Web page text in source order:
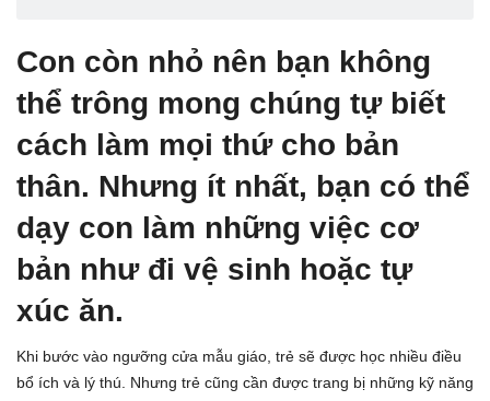
Con còn nhỏ nên bạn không
thể trông mong chúng tự biết
cách làm mọi thứ cho bản
thân. Nhưng ít nhất, bạn có thể
dạy con làm những việc cơ
bản như đi vệ sinh hoặc tự
xúc ăn.
Khi bước vào ngưỡng cửa mẫu giáo, trẻ sẽ được học nhiều điều
bổ ích và lý thú. Nhưng trẻ cũng cần được trang bị những kỹ năng